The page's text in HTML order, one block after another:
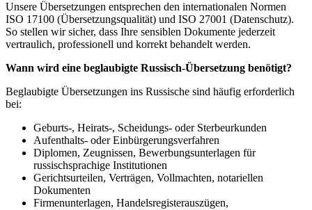
Unsere Übersetzungen entsprechen den internationalen Normen
ISO 17100 (Übersetzungsqualität) und ISO 27001 (Datenschutz).
So stellen wir sicher, dass Ihre sensiblen Dokumente jederzeit
vertraulich, professionell und korrekt behandelt werden.
Wann wird eine beglaubigte Russisch-Übersetzung benötigt?
Beglaubigte Übersetzungen ins Russische sind häufig erforderlich
bei:
Geburts-, Heirats-, Scheidungs- oder Sterbeurkunden
Aufenthalts- oder Einbürgerungsverfahren
Diplomen, Zeugnissen, Bewerbungsunterlagen für
russischsprachige Institutionen
Gerichtsurteilen, Verträgen, Vollmachten, notariellen
Dokumenten
Firmenunterlagen, Handelsregisterauszügen,